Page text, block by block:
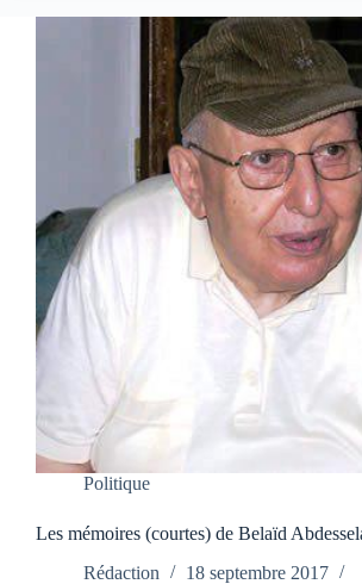
Politique
Les mémoires (courtes) de Belaïd
Rédaction
18 septembre 2017